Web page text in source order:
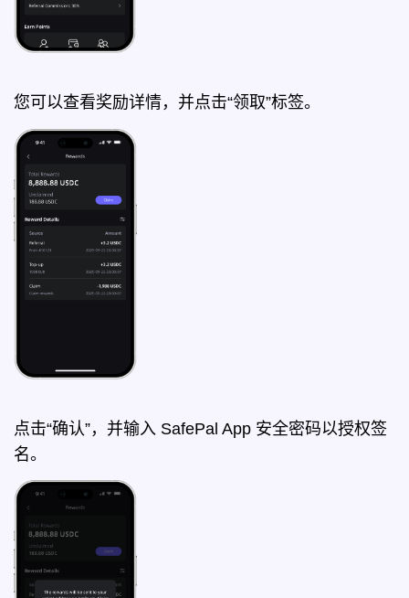
您可以查看奖励详情，并点击“领取”标签。
点击“确认”，并输入 SafePal App 安全密码以授权签
名。